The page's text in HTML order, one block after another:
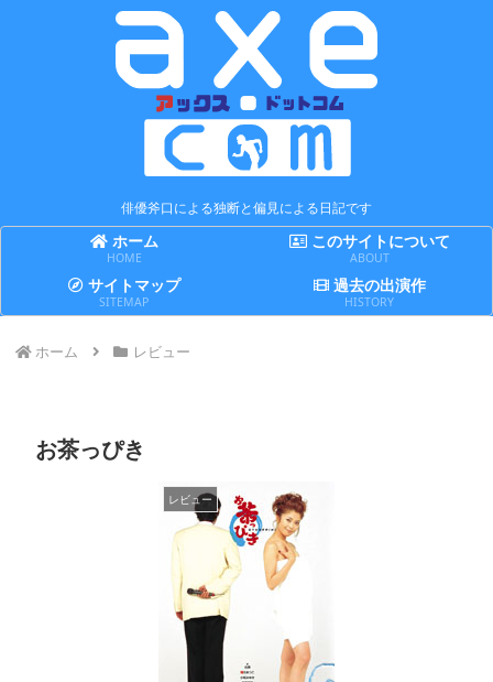
俳優斧口による独断と偏見による日記です
ホーム
HOME
このサイトについて
ABOUT
サイトマップ
SITEMAP
過去の出演作
HISTORY
ホーム レビュー
お茶っぴき
レビュー